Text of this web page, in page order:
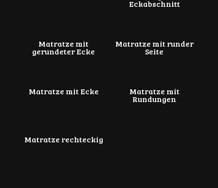
Eckabschnitt
Matratze mit
gerundeter Ecke
Matratze mit runder
Seite
Matratze mit Ecke Matratze mit
Rundungen
Matratze rechteckig